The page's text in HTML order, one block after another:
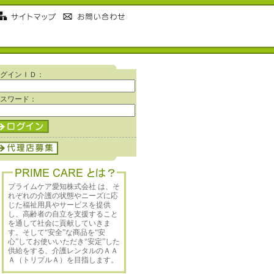
インＩＤ：
ワード：
プライムケア愛知株式会社 は、そ
れぞれの介護の状態やニーズに応
じた福祉用具やサービスを提供
し、高齢者の自立を支援すること
を通して社会に貢献していきま
す。そして“安全”な商品を“安
心”してお使いいただき“安定”した
供給をする、介護レンタルのＡＡ
Ａ（トリプルＡ）を目指します。